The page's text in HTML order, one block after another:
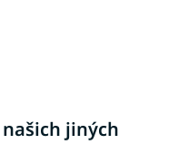
jiných